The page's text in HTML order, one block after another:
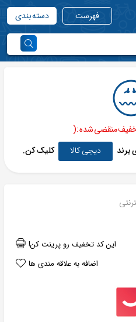
فهرست دسته بندی
منقضی شده :(
برند
دیجی کالا کلیک کن.
این کد تخفیف رو پرینت کن!
اضافه به علاقه مندی ها